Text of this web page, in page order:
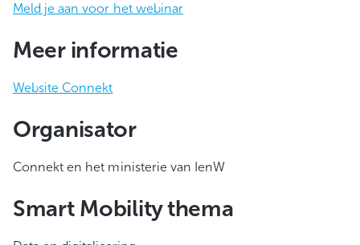
Meld je aan voor het webinar
Meer informatie
Website Connekt
Organisator
Connekt en het ministerie van IenW
Smart Mobility thema